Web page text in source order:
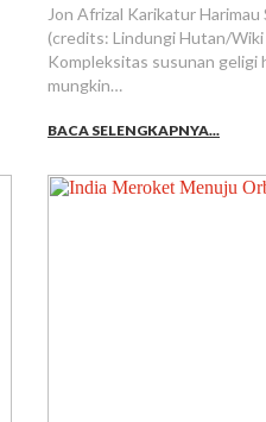
Jon Afrizal Karikatur
(credits: Lindungi Hutan/Wiki
Kompleksitas susunan geligi
mungkin…
BACA SELENGKAPNYA...